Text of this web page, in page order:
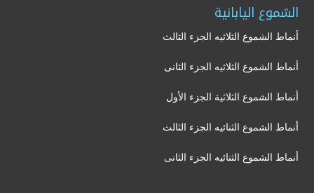
الشموع اليابانية
أنماط الشموع الثلاثيه الجزء الثالث
أنماط الشموع الثلاثيه الجزء الثانى
أنماط الشموع الثلاثية الجزء الأول
أنماط الشموع الثنائيه الجزء الثالث
أنماط الشموع الثنائيه الجزء الثانى